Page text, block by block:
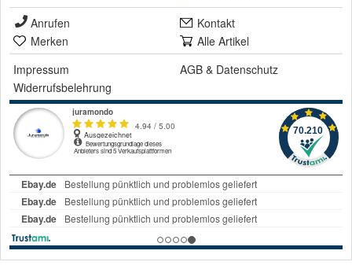
Anrufen
Kontakt
Merken
Alle Artikel
Impressum
AGB & Datenschutz
Widerrufsbelehrung